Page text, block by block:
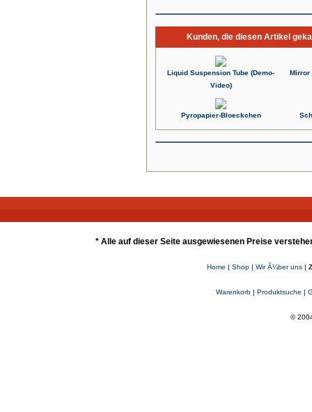
Kunden, die diesen Artikel
Liquid Suspension Tube (Demo-
Video)
Mirror
Pyropapier-Bloeckchen
* Alle auf dieser Seite ausgewiesenen Preise
Home | Shop| Wir Ã¼ber uns|
Warenkorb| Produktsuche |
©